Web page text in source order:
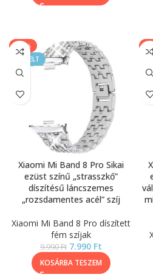
-20%
KIEMELT
Xiaomi Mi Band 8 Pro Sikai
ezüst színű „strasszkő”
díszítésű láncszemes
„rozsdamentes acél” szíj
Xiaomi Mi Band 8 Pro díszített
fém szíjak
9.990Ft 7.990 Ft
KOSÁRBA TESZEM
-